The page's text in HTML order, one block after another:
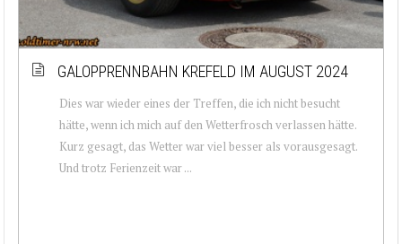
GALOPPRENNBAHN KREFELD IM AUGUST 2024
Dies war wieder eines der Treffen, die ich nicht besucht
hätte, wenn ich mich auf den Wetterfrosch verlassen hätte.
Kurz gesagt, das Wetter war viel besser als vorausgesagt.
Und trotz Ferienzeit war ...